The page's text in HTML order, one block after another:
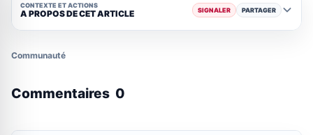
CONTEXTE ET ACTIONS
A PROPOS DE CET ARTICLE SIGNALER PARTAGER
Communauté
Commentaires 0